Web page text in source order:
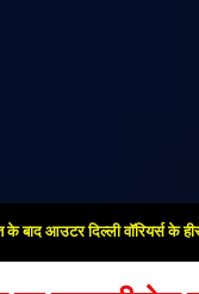
दिल्ली वॉरियर्स के हीरो मोनू